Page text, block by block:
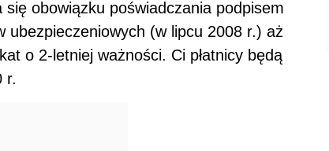
obowiązku poświadczania podpisem
ubezpieczeniowych (w lipcu 2008 r.) aż
o 2-letniej ważności. Ci płatnicy będą
r.